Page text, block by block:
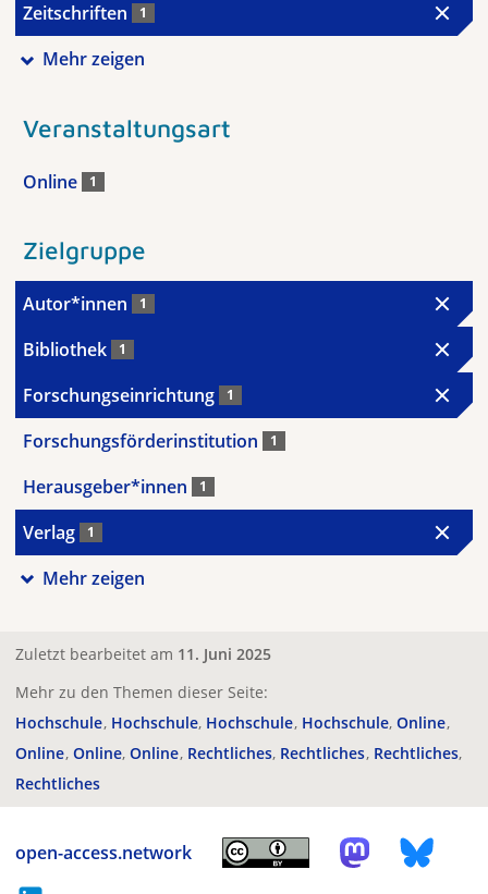
Zeitschriften 1
Mehr zeigen
Veranstaltungsart
Online 1
Zielgruppe
Autor*innen 1
Bibliothek 1
Forschungseinrichtung 1
Forschungsförderinstitution 1
Herausgeber*innen 1
Verlag 1
Mehr zeigen
Zuletzt bearbeitet am 11. Juni 2025
Mehr zu den Themen dieser Seite:
Hochschule Hochschule Hochschule Hochschule Online
Online Online Online Rechtliches Rechtliches Rechtliches
Rechtliches
open-access.network